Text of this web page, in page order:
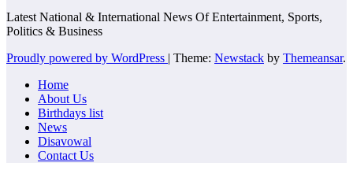
Latest National & International News Of Entertainment, Sports,
Politics & Business
Proudly powered by WordPress | Theme: Newstack by Themeansar.
Home
About Us
Birthdays list
News
Disavowal
Contact Us